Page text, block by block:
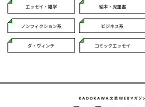
エッセイ・雑学 絵本・児童書
ノンフィクション系 ビジネス系
ダ・ヴィンチ コミックエッセイ